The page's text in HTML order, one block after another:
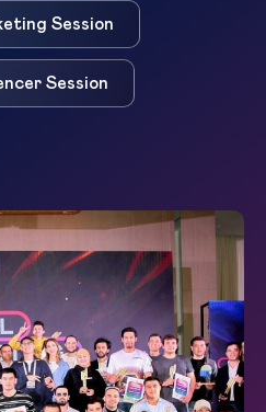
Session
Session